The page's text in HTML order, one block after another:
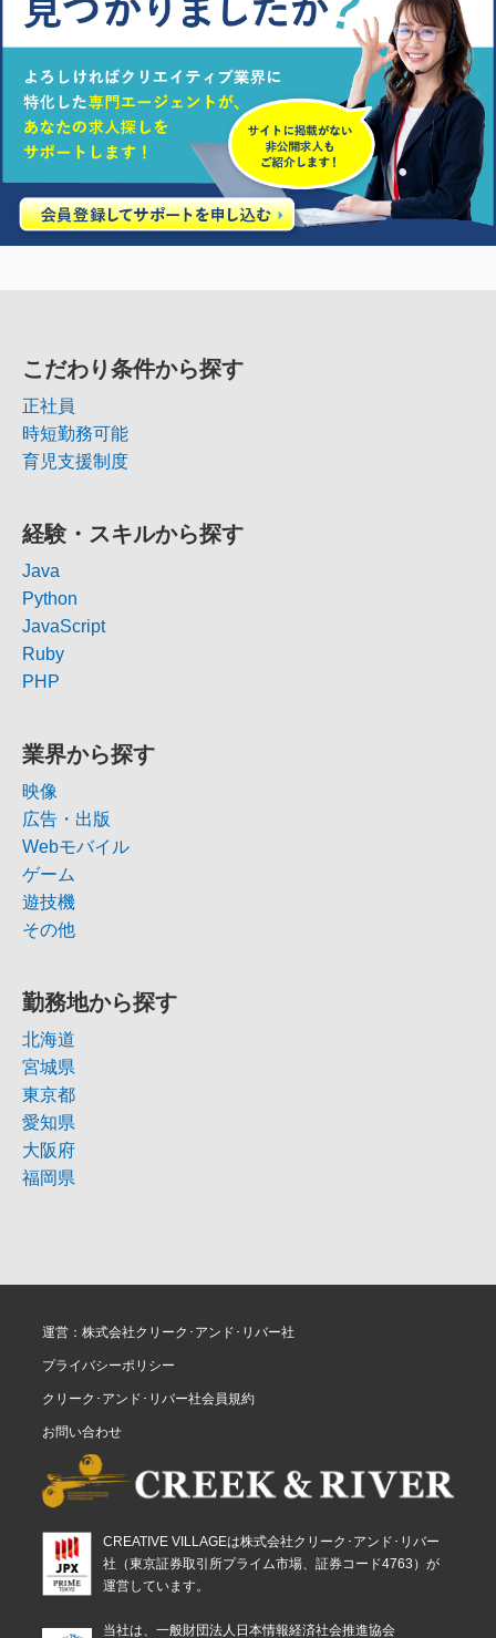
こだわり条件から探す
正社員
時短勤務可能
育児支援制度
経験・スキルから探す
Java
Python
JavaScript
Ruby
PHP
業界から探す
映像
広告・出版
Webモバイル
ゲーム
遊技機
その他
勤務地から探す
北海道
宮城県
東京都
愛知県
大阪府
福岡県
運営：株式会社クリーク･アンド･リバー社
プライバシーポリシー
クリーク･アンド･リバー社会員規約
お問い合わせ
CREATIVE VILLAGEは株式会社クリーク･アンド･リバー
社（東京証券取引所プライム市場、証券コード4763）が
運営しています。
当社は、一般財団法人日本情報経済社会推進協会